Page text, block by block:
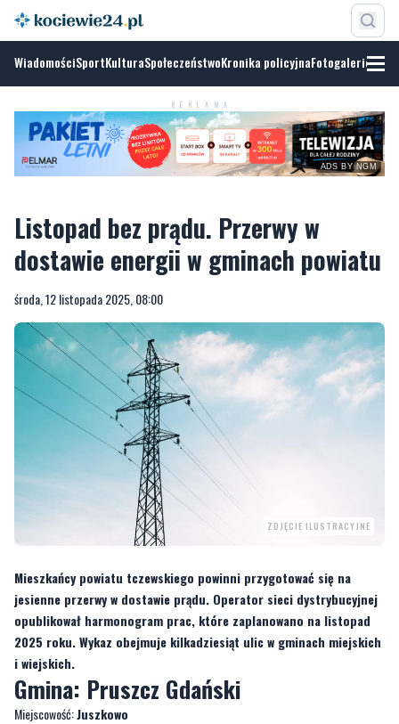
WiadomościSportKulturaSpołeczeństwoKronika policyjnaFotogalerie
REKLAMA
ADS BY NGM
Listopad bez prądu. Przerwy w
dostawie energii w gminach powiatu
środa, 12 listopada 2025, 08:00
ZDJĘCIE ILUSTRACYJNE
Mieszkańcy powiatu tczewskiego powinni przygotować się na
jesienne przerwy w dostawie prądu. Operator sieci dystrybucyjnej
opublikował harmonogram prac, które zaplanowano na listopad
2025 roku. Wykaz obejmuje kilkadziesiąt ulic w gminach miejskich
i wiejskich.
Gmina: Pruszcz Gdański
Miejscowość:Juszkowo